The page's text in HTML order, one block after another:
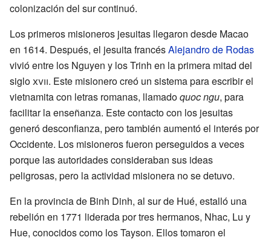
colonización del sur continuó.
Los primeros misioneros jesuitas llegaron desde Macao
en 1614. Después, el jesuita francésAlejandro de Rodas
vivió entre los Nguyen y los Trinh en la primera mitad del
sigloxvii. Este misionero creó un sistema para escribir el
vietnamita con letras romanas, llamadoquoc ngu, para
facilitar la enseñanza. Este contacto con los jesuitas
generó desconfianza, pero también aumentó el interés por
Occidente. Los misioneros fueron perseguidos a veces
porque las autoridades consideraban sus ideas
peligrosas, pero la actividad misionera no se detuvo.
En la provincia de Binh Dinh, al sur de Hué, estalló una
rebelión en 1771 liderada por tres hermanos, Nhac, Lu y
Hue, conocidos como los Tayson. Ellos tomaron el